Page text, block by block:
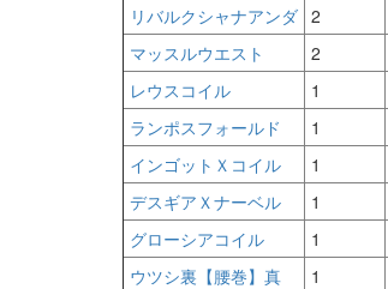
リバルクシャナアンダ 2
マッスルウエスト
2
レウスコイル
1
ランポスフォールド
1
インゴットＸコイル
1
デスギアＸナーベル
1
グローシアコイル
1
ウツシ裏【腰巻】真
1